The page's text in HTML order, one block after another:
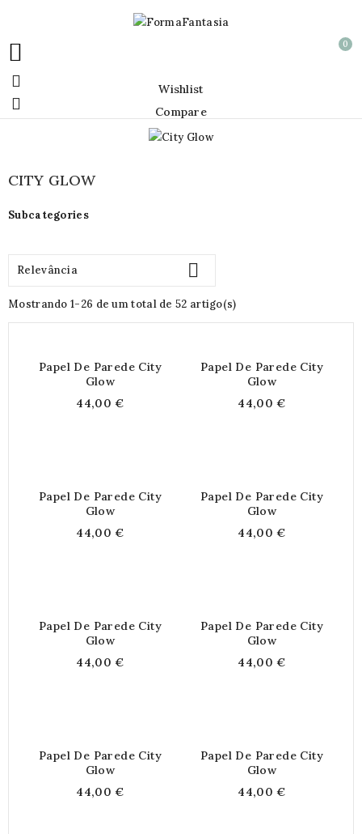
 0
 Wishlist
 Compare
CITY GLOW
Subcategories
Relevância 
Mostrando 1-26 de um total de 52 artigo(s)
Papel De Parede City
Glow
44,00 €
Papel De Parede City
Glow
44,00 €
Papel De Parede City
Glow
44,00 €
Papel De Parede City
Glow
44,00 €
Papel De Parede City
Glow
44,00 €
Papel De Parede City
Glow
44,00 €
Papel De Parede City
Glow
44,00 €
Papel De Parede City
Glow
44,00 €